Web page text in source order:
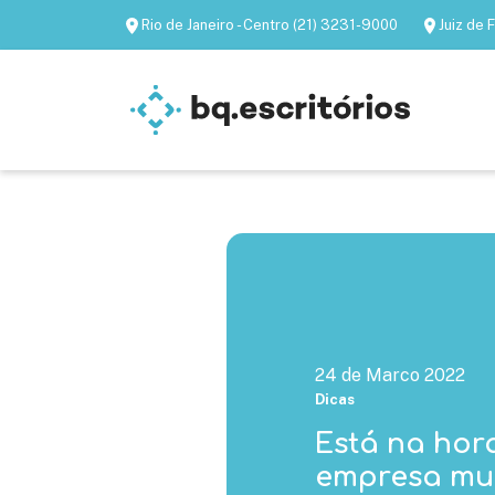
Rio de Janeiro - Centro (21) 3231-9000 Juiz de
Escritórios
24 de Marco 2022
Dicas
Está na
empresa